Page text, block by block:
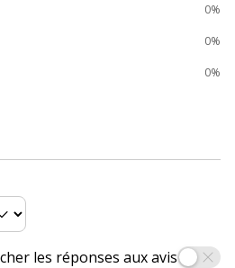
0%
0%
0%
les réponses aux avis